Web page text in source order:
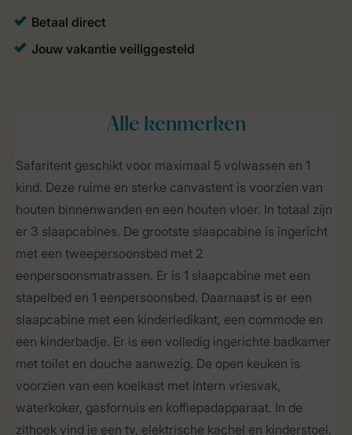
Alle kenmerken
Safaritent geschikt voor maximaal 5 volwassen en 1
kind. Deze ruime en sterke canvastent is voorzien van
houten binnenwanden en een houten vloer. In totaal zijn
er 3 slaapcabines. De grootste slaapcabine is ingericht
met een tweepersoonsbed met 2
eenpersoonsmatrassen. Er is 1 slaapcabine met een
stapelbed en 1 eenpersoonsbed. Daarnaast is er een
slaapcabine met een kinderledikant, een commode en
een kinderbadje. Er is een volledig ingerichte badkamer
met toilet en douche aanwezig. De open keuken is
voorzien van een koelkast met intern vriesvak,
waterkoker, gasfornuis en koffiepadapparaat. In de
zithoek vind je een tv, elektrische kachel en kinderstoel.